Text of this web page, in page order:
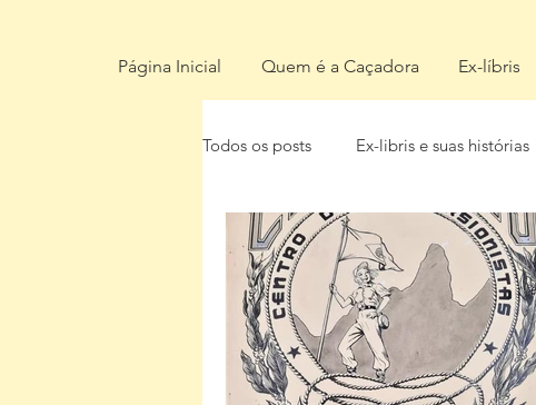
Página Inicial Quem é a Caçadora Ex-líbris
Todos os posts Ex-libris e suas histórias